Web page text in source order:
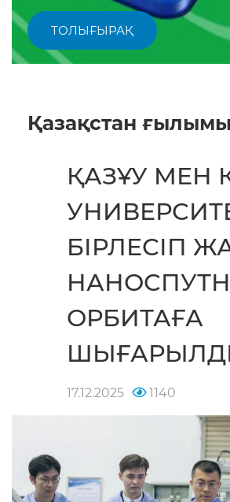
ТОЛЫҒЫРАҚ
Қазақстан ғылымы
ҚАЗҰУ МЕН
БІРЛЕСІП
ОРБИТАҒА
17.12.2025 1140